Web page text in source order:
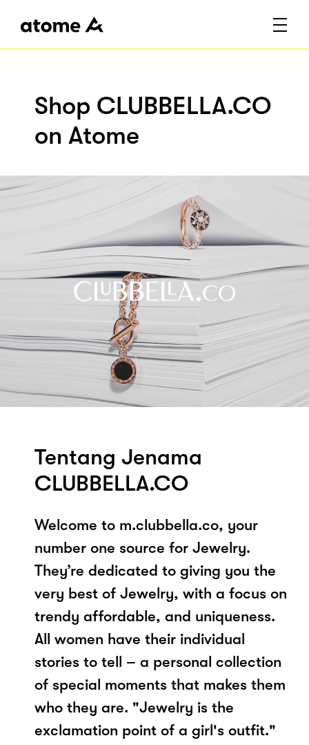
Shop CLUBBELLA.CO
on Atome
Tentang Jenama
CLUBBELLA.CO
Welcome to m.clubbella.co, your
number one source for Jewelry.
They’re dedicated to giving you the
very best of Jewelry, with a focus on
trendy affordable, and uniqueness.
All women have their individual
stories to tell – a personal collection
of special moments that makes them
who they are. "Jewelry is the
exclamation point of a girl's outfit."